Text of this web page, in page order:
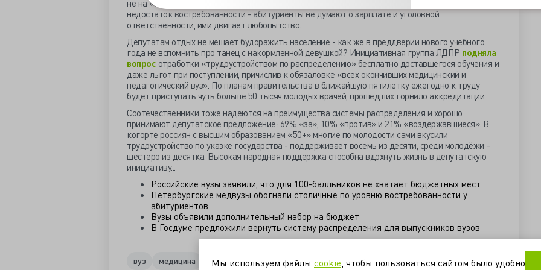
не на «лечебное дело», конечно. Во все времена медицинские вузы не жаловались на
недостаток востребованности - абитуриенты не думают о зарплате и уголовной
ответственности, ими двигает любопытство.
Депутатам отдых не мешает будоражить население - как же в преддверии нового учебного
года не вспомнить про танец с накормленной девушкой? Инициативная группа ЛДПР подняла
вопрос отработки «трудоустройством по распределению» бесплатно доставшегося обучения и
даже льгот при поступлении, причислив к обязаловке «всех окончивших медицинский и
педагогический вуз». По планам правительства в ближайшую пятилетку ежегодно к труду
будет приступать чуть больше 50 тысяч молодых врачей, прошедших горнило аккредитации.
Соотечественники тоже надеются на преимущества системы распределения и хорошо
принимают депутатское предложение: 69% «за», 10% «против» и 21% «воздержавшиеся». В
когорте россиян с высшим образованием «50+» многие по молодости сами вкусили
трудоустройство по указке государства - поддерживает восемь из десяти, среди молодёжи –
шестеро из десятка. Высокая народная поддержка способна вдохнуть жизнь в депутатскую
инициативу...
Российские вузы заявили, что для 100-балльников не хватает бюджетных мест
Петербургские медвузы обогнали столичные по уровню востребованности у
абитуриентов
Вузы объявили дополнительный набор на бюджет
В Госдуме предложили вернуть систему распределения для выпускников вузов
вуз медицина образование профессия студенты
Мы используем файлы cookie , чтобы пользоваться сайтом было удобно